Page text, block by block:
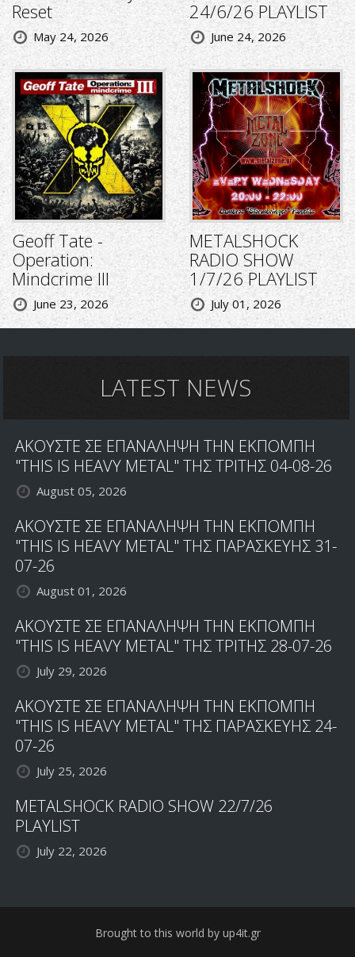
Reset
May 24, 2026
24/6/26 PLAYLIST
June 24, 2026
Geoff Tate -
Operation:
Mindcrime III
June 23, 2026
METALSHOCK
RADIO SHOW
1/7/26 PLAYLIST
July 01, 2026
LATEST NEWS
ΑΚΟΥΣΤΕ ΣΕ ΕΠΑΝΑΛΗΨΗ ΤΗΝ ΕΚΠΟΜΠΗ
"THIS IS HEAVY METAL" ΤΗΣ ΤΡΙΤΗΣ 04-08-26
August 05, 2026
ΑΚΟΥΣΤΕ ΣΕ ΕΠΑΝΑΛΗΨΗ ΤΗΝ ΕΚΠΟΜΠΗ
"THIS IS HEAVY METAL" ΤΗΣ ΠΑΡΑΣΚΕΥΗΣ 31-
07-26
August 01, 2026
ΑΚΟΥΣΤΕ ΣΕ ΕΠΑΝΑΛΗΨΗ ΤΗΝ ΕΚΠΟΜΠΗ
"THIS IS HEAVY METAL" ΤΗΣ ΤΡΙΤΗΣ 28-07-26
July 29, 2026
ΑΚΟΥΣΤΕ ΣΕ ΕΠΑΝΑΛΗΨΗ ΤΗΝ ΕΚΠΟΜΠΗ
"THIS IS HEAVY METAL" ΤΗΣ ΠΑΡΑΣΚΕΥΗΣ 24-
07-26
July 25, 2026
METALSHOCK RADIO SHOW 22/7/26
PLAYLIST
July 22, 2026
Brought to this world by up4it.gr